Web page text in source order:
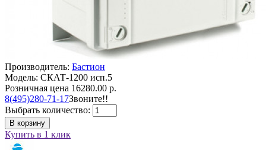
Производитель: Бастион
Модель: СКАТ-1200 исп.5
Розничная цена 16280.00 р.
8(495)280-71-17Звоните!!
Выбрать количество:
В корзину
Купить в 1 клик